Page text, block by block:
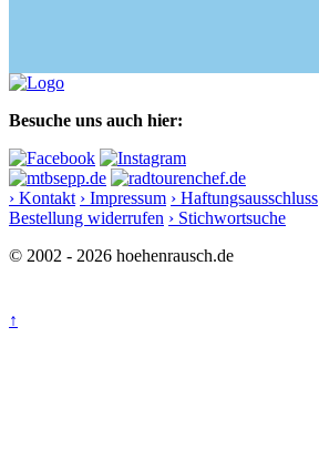
Besuche uns auch hier:
› Kontakt › Impressum › Haftungsausschluss
Bestellung widerrufen › Stichwortsuche
© 2002 - 2026 hoehenrausch.de
↑